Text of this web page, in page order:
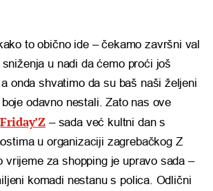
to obično ide – čekamo završni val
u nadi da ćemo proći još
onda shvatimo da su baš naši željeni
odavno nestali. Zato nas ove
Friday’Z – sada već kultni dan s
u organizaciji zagrebačkog Z
vrijeme za shopping je upravo sada –
komadi nestanu s polica. Odlični